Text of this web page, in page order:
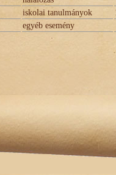
iskolai tanulmányok
egyéb esemény